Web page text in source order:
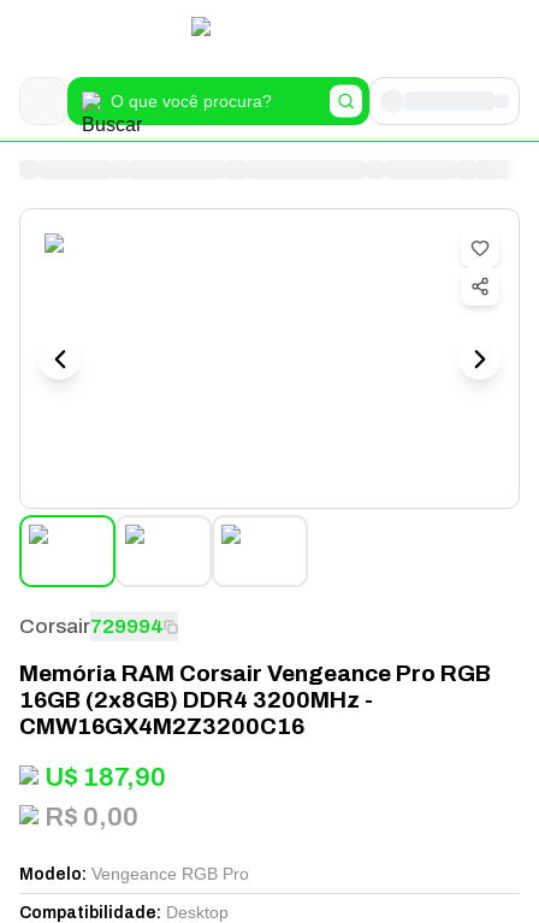
Corsair729994
Memória RAM Corsair Vengeance Pro RGB
16GB (2x8GB) DDR4 3200MHz -
CMW16GX4M2Z3200C16
U$ 187,90
R$ 0,00
Modelo: Vengeance RGB Pro
Compatibilidade: Desktop